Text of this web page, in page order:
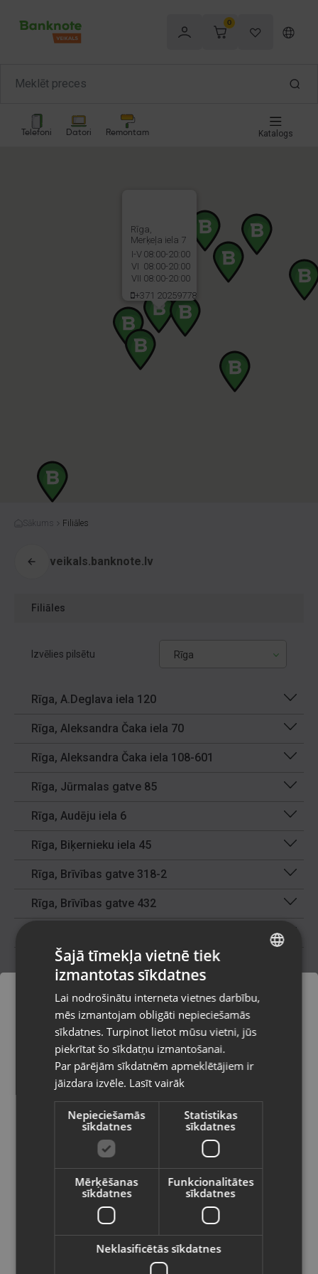
0
Telefoni Datori Remontam Katalogs
Rīga,
Merķeļa iela 7
I-V 08:00-20:00
VI 08:00-20:00
VII 08:00-20:00
+371 20259778
Sākums Filiāles
veikals.banknote.lv
Filiāles
Izvēlies pilsētu Rīga
Rīga, A.Deglava iela 120
Rīga, Aleksandra Čaka iela 70
Rīga, Aleksandra Čaka iela 108-601
Rīga, Jūrmalas gatve 85
Rīga, Audēju iela 6
Rīga, Biķernieku iela 45
Rīga, Brīvības gatve 318-2
Rīga, Brīvības gatve 432
Rīga, Centrāltirgus iela 3
Rīga, Čiekurkalna 2.līnija 30
Rīga, Dižozolu iela 11
Rīga, Dzelzavas iela 53
Rīga, Dzirciema iela 84a
Rīga, Dzirnavu iela 119 - 58
Rīga, Gobas iela 15a
Rīga, Hipokrāta iela 19a
Rīga, Ieriķu iela 3
Rīga, Jelgavas iela 74-10
Rīga, Juglas iela 45
Pasūtījumi tiks piegādāti uz
izvēlēto valsti
Vietnes saturs būs attēlots izvēlētajā
valodā
Valsts
Latviešu / Latvian
RUSSIAN
Šajā tīmekļa vietnē tiek
izmantotas sīkdatnes
Lai nodrošinātu interneta vietnes darbību,
mēs izmantojam obligāti nepieciešamās
sīkdatnes. Turpinot lietot mūsu vietni, jūs
piekrītat šo sīkdatņu izmantošanai.
Par pārējām sīkdatnēm apmeklētājiem ir
jāizdara izvēle. Lasīt vairāk
Nepieciešamās
sīkdatnes
Statistikas
sīkdatnes
Mērķēšanas
sīkdatnes
Funkcionalitātes
sīkdatnes
Neklasificētās sīkdatnes